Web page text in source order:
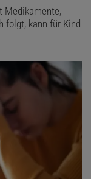
Medikamente,
folgt, kann für Kind